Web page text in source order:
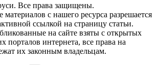
Все права защищены.
с нашего ресурса разрешается
ссылкой на страницу статьи.
на сайте взяты с открытых
порталов интернета, все права на
их законным владельцам.